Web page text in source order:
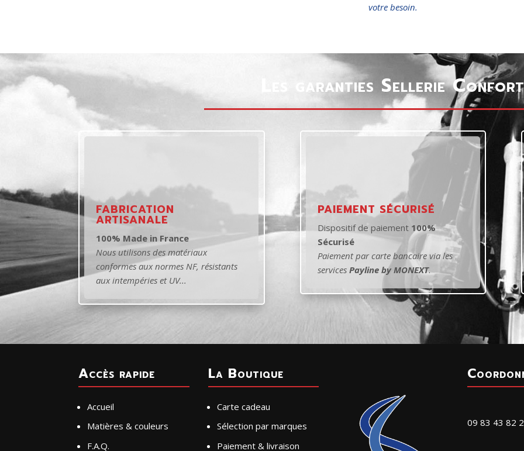
votre besoin.
Les garanties Sellerie Confort
FABRICATION
ARTISANALE
100% Made in France
Nous utilisons des matériaux
conformes aux normes NF, résistants
aux intempéries et UV...
PAIEMENT SÉCURISÉ
Dispositif de paiement100%
Sécurisé
Paiement par carte bancaire via les
services Payline by MONEXT.
Accès rapide
Accueil
Matières & couleurs
F.A.Q.
La Boutique
Carte cadeau
Sélection par marques
Paiement & livraison
09 83 43 82